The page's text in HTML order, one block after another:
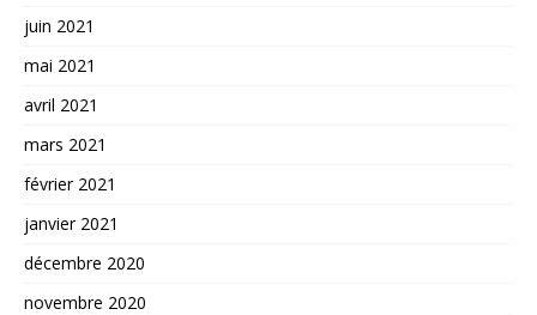
juin 2021
mai 2021
avril 2021
mars 2021
février 2021
janvier 2021
décembre 2020
novembre 2020